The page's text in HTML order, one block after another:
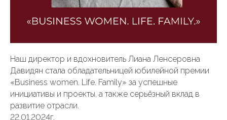
Наш директор и вдохновитель Лиана Ленсеровна
Давидян стала обладательницей юбилейной премии
«Business women. Life. Family» за успешные
инициативы и проекты, а также серьёзный вклад в
развитие отрасли.
22.01.2024г.